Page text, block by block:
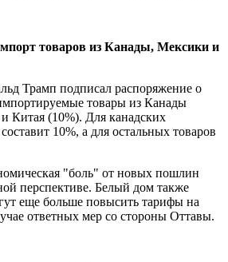
товаров из Канады, Мексики и
Трамп подписал распоряжение о
товары из Канады
Китая (10%). Для канадских
10%, а для остальных товаров
"боль" от новых пошлин
перспективе. Белый дом также
еще больше повысить тарифы на
ответных мер со стороны Оттавы.